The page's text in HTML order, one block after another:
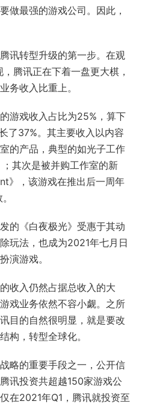
做最强的游戏公司。因此，
讯转型升级的第一步。在观
腾讯正在下着一盘更大棋，
务收入比重上。
游戏收入占比为25%，算下
了37%。其主要收入以内容
的产品，典型的如光子工作
其次是被并购工作室的新
》，该游戏在推出后一周年
的《白夜极光》受惠于其动
玩法，也成为2021年七月日
演游戏。
收入仍然占据总收入的大
戏业务依然不容小觑。之所
目的自然很明显，就是要改
构，转型全球化。
略的重要手段之一，公开信
讯投资共超越150家游戏公
在2021年Q1，腾讯就投资至